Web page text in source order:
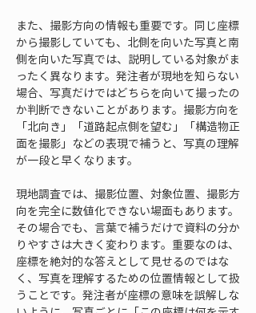
また、撮影方向の情報も重要です。同じ座標
から撮影していても、北側を向いた写真と南
側を向いた写真では、説明している対象がま
ったく異なります。発注者が現地を知らない
場合、写真だけではどちらを向いて撮ったの
か判断できないことがあります。撮影方向を
「北向き」「道路起点側を望む」「構造物正
面を撮影」などの表現で補うと、写真の理解
が一段と早くなります。
現地調査では、撮影位置、対象位置、撮影方
向を完全に数値化できない場面もあります。
その場合でも、言葉で補うだけで資料の分か
りやすさは大きく変わります。重要なのは、
座標を絶対的な答えとして見せるのではな
く、写真を理解するための位置情報として扱
うことです。発注者が座標の意味を誤解しな